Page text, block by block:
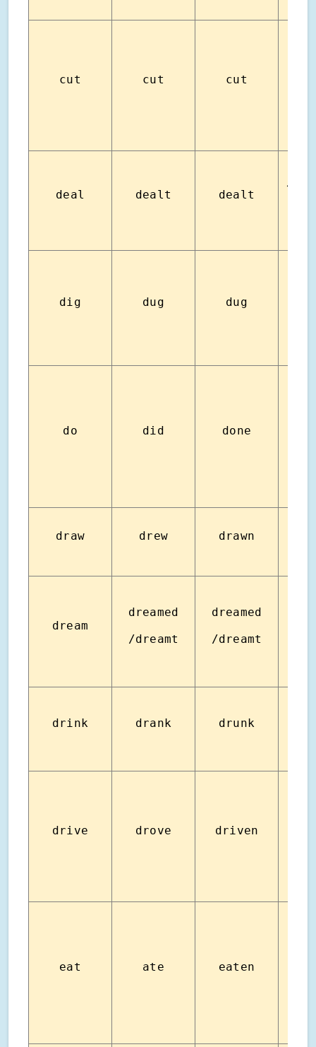
cut cut cut
deal dealt dealt
รับมื
dig dug dug
do did done
draw drew drawn
dream
dreamed
/dreamt
dreamed
/dreamt
drink drank drunk
drive drove driven
eat ate eaten